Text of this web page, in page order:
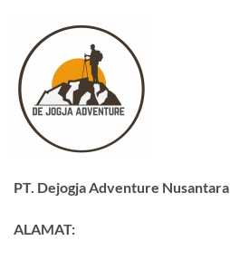
PT. Dejogja Adventure Nusantara
ALAMAT: